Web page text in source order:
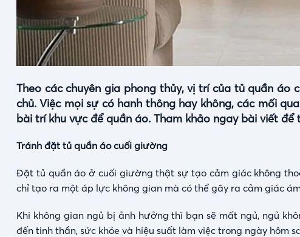
Theo các chuyên gia phong thủy, vị trí của tủ quần
chủ. Việc mọi sự có hanh thông hay không, các mối
bài trí khu vực để quần áo. Tham khảo ngay bài viết
Tránh đặt tủ quần áo cuối giường
Đặt tủ quần áo ở cuối giường thật sự tạo cảm giác không
chỉ tạo ra một áp lực không gian mà có thể gây ra cảm giác
Khi không gian ngủ bị ảnh hưởng thì bạn sẽ mất ngủ, ngủ
đến tinh thần, sức khỏe và hiệu suất làm việc trong ngày hôm